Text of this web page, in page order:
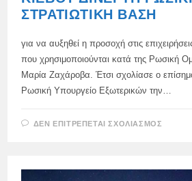
ΣΤΡΑΤΙΩΤΙΚΉ ΒΆΣΗ
για να αυξηθεί η προσοχή στις
που χρησιμοποιούνται κατά της Ρωσική
Μαρία Ζαχάροβα. Έτσι σχολίασε ο
Ρωσική Υπουργείο Εξωτερικών την…
ΔΕΝ ΕΠΙΤΡΈΠΕΤΑΙ ΣΧΟΛΙΑΣΜΌΣ
ΚΑΙ